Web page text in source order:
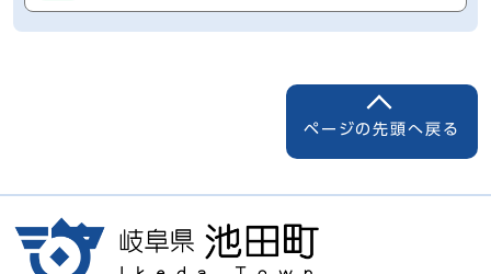
ページの先頭へ戻る